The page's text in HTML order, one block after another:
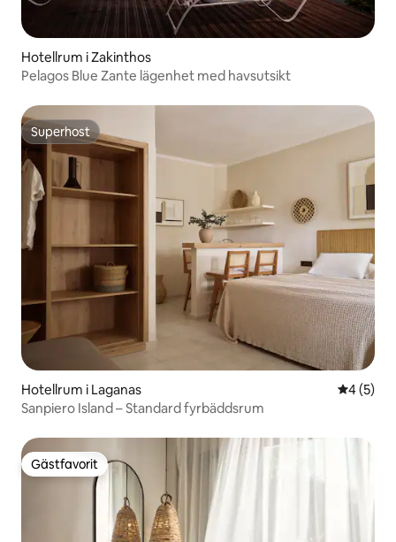
Hotellrum i Zakinthos
Pelagos Blue Zante lägenhet med havsutsikt
Superhost
Superhost
Hotellrum i Laganas 4 av 5 i
4 (5)
Sanpiero Island – Standard fyrbäddsrum
Gästfavorit
Gästfavorit